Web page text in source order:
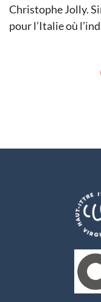
Christophe Jolly.
pourl’Italie où